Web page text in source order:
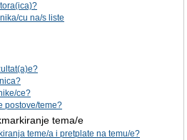
cu na/s liste
ce?
postove/teme?
tema/e
teme/a i pretplate na temu/e?